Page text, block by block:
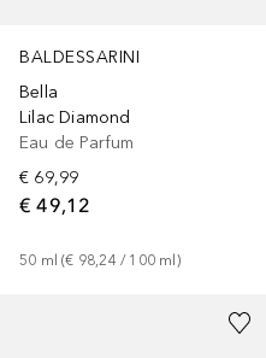
BALDESSARINI
Bella
Lilac Diamond
Eau de Parfum
€ 69,99
€ 49,12
50 ml (€ 98,24 / 100 ml )